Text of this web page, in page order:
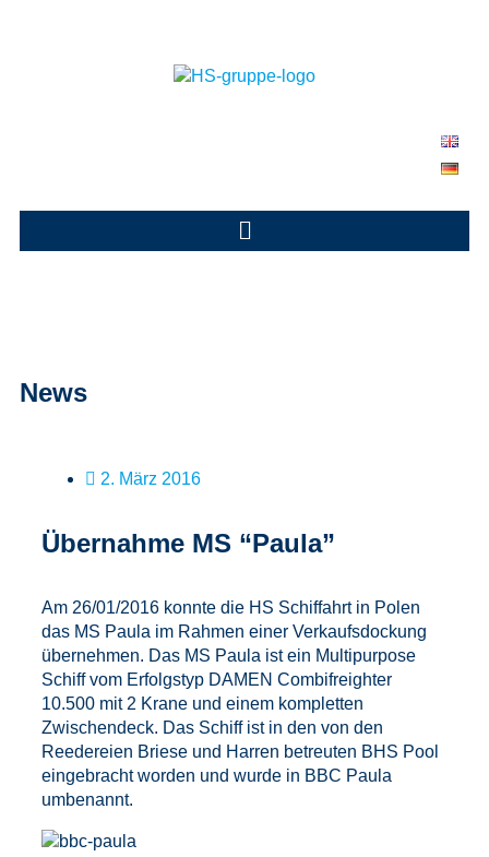
News
2. März 2016
Übernahme MS “Paula”
Am 26/01/2016 konnte die HS Schiffahrt in Polen
das MS Paula im Rahmen einer Verkaufsdockung
übernehmen. Das MS Paula ist ein Multipurpose
Schiff vom Erfolgstyp DAMEN Combifreighter
10.500 mit 2 Krane und einem kompletten
Zwischendeck. Das Schiff ist in den von den
Reedereien Briese und Harren betreuten BHS Pool
eingebracht worden und wurde in BBC Paula
umbenannt.